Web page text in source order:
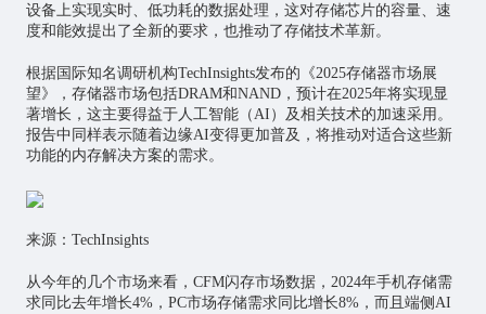
设备上实现实时、低功耗的数据处理，这对存储芯片的容量、速
度和能效提出了全新的要求，也推动了存储技术革新。
根据国际知名调研机构TechInsights发布的《2025存储器市场展
望》，存储器市场包括DRAM和NAND，预计在2025年将实现显
著增长，这主要得益于人工智能（AI）及相关技术的加速采用。
报告中同样表示随着边缘AI变得更加普及，将推动对适合这些新
功能的内存解决方案的需求。
来源：TechInsights
从今年的几个市场来看，CFM闪存市场数据，2024年手机存储需
求同比去年增长4%，PC市场存储需求同比增长8%，而且端侧AI